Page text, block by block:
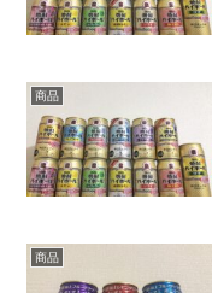
商品
商品